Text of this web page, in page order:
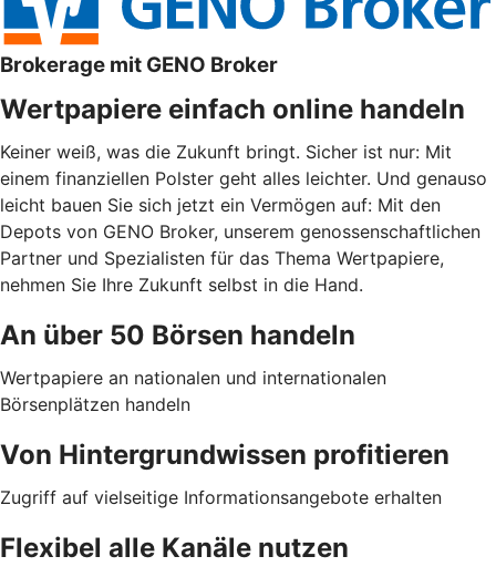
Brokerage mit GENO Broker
Wertpapiere einfach online handeln
Keiner weiß, was die Zukunft bringt. Sicher ist nur: Mit
einem finanziellen Polster geht alles leichter. Und genauso
leicht bauen Sie sich jetzt ein Vermögen auf: Mit den
Depots von GENO Broker, unserem genossenschaftlichen
Partner und Spezialisten für das Thema Wertpapiere,
nehmen Sie Ihre Zukunft selbst in die Hand.
An über 50 Börsen handeln
Wertpapiere an nationalen und internationalen
Börsenplätzen handeln
Von Hintergrundwissen profitieren
Zugriff auf vielseitige Informationsangebote erhalten
Flexibel alle Kanäle nutzen